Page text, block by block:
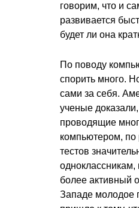
говорим, что и
развивается
будет ли она
По поводу
спорить много.
сами за себя.
ученые доказали,
проводящие
компьютером, по
тестов
одноклассникам,
более активный
Западе молодое